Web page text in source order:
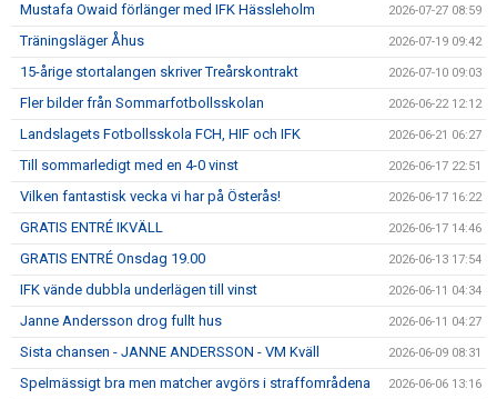
VM-TIPSET 2026
Mustafa Owaid förlänger med IFK Hässleholm 2026-07-27 08:59
Träningsläger Åhus 2026-07-19 09:42
15-årige stortalangen skriver Treårskontrakt 2026-07-10 09:03
Fler bilder från Sommarfotbollsskolan 2026-06-22 12:12
Landslagets Fotbollsskola FCH, HIF och IFK 2026-06-21 06:27
Till sommarledigt med en 4-0 vinst 2026-06-17 22:51
Vilken fantastisk vecka vi har på Österås! 2026-06-17 16:22
GRATIS ENTRÉ IKVÄLL 2026-06-17 14:46
GRATIS ENTRÉ Onsdag 19.00 2026-06-13 17:54
IFK vände dubbla underlägen till vinst 2026-06-11 04:34
Janne Andersson drog fullt hus 2026-06-11 04:27
Sista chansen - JANNE ANDERSSON - VM Kväll 2026-06-09 08:31
Spelmässigt bra men matcher avgörs i straffområdena 2026-06-06 13:16